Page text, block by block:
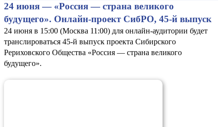
24 июня — «Россия — страна великого
будущего». Онлайн-проект СибРО, 45-й выпуск
24 июня в 15:00 (Москва 11:00) для онлайн-аудитории будет
транслироваться 45-й выпуск проекта Сибирского
Рериховского Общества «Россия — страна великого
будущего».